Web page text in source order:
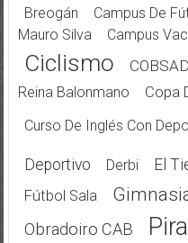
Breogán
Campus De
Mauro Silva
Campus
Ciclismo COBSAD
Reina Balonmano
Copa
Curso De Inglés Con
Deportivo Derbi El
Fútbol Sala
Obradoiro CAB